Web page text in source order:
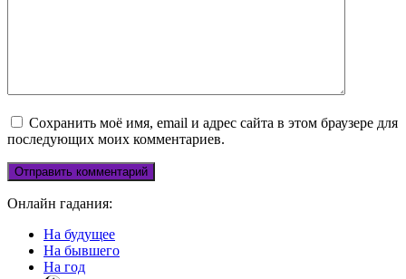
Сохранить моё имя, email и адрес сайта в этом браузере для
последующих моих комментариев.
Онлайн гадания:
На будущее
На бывшего
На год